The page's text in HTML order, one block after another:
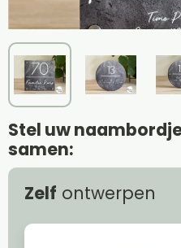
Stel uw
samen:
Zelf ontwerpen